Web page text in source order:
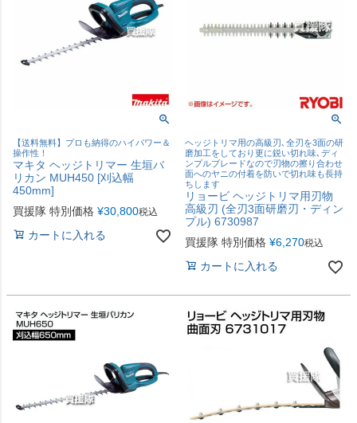
【送料無料】プロも納得のハイパワー＆
操作性！
マキタ ヘッジトリマー 生垣バ
リカン MUH450 [刈込幅
450mm]
買援隊 特別価格 ¥30,800税込
カートに入れる
ヘッジトリマ用の高級刃､全刃を3面の研
磨加工をしており更に鋭い切れ味､ディ
ンプルブレードなので刃物の擦り合わせ
面へのヤニの付着を防いで切れ味も長持
ちします
リョービ ヘッジトリマ用刃物
高級刃 (全刃3面研磨刃・ディン
プル) 6730987
買援隊 特別価格 ¥6,270税込
カートに入れる